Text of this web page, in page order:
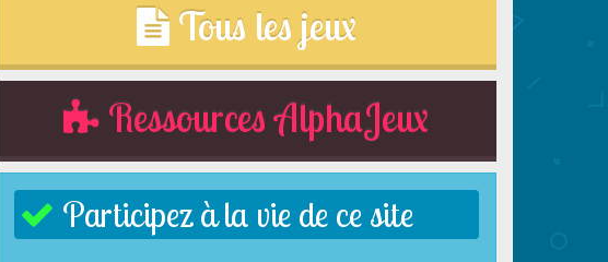
Tous les jeux
Ressources AlphaJeux
Participez à la vie de ce site